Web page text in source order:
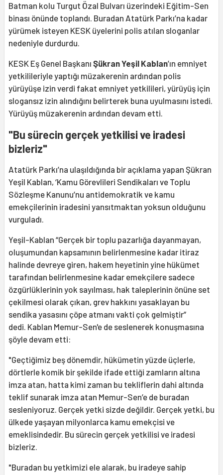
Batman kolu Turgut Özal Bulvarı üzerindeki Eğitim-Sen
binası önünde toplandı. Buradan Atatürk Parkı’na kadar
yürümek isteyen KESK üyelerini polis atılan sloganlar
nedeniyle durdurdu.
KESK Eş Genel Başkanı Şükran Yeşil Kablan’ın emniyet
yetkilileriyle yaptığı müzakerenin ardından polis
yürüyüşe izin verdi fakat emniyet yetkilileri, yürüyüş için
slogansız izin alındığını belirterek buna uyulmasını istedi.
Yürüyüş müzakerenin ardından devam etti.
"Bu sürecin gerçek yetkilisi ve iradesi
bizleriz"
Atatürk Parkı’na ulaşıldığında bir açıklama yapan Şükran
Yeşil Kablan, ‘Kamu Görevlileri Sendikaları ve Toplu
Sözleşme Kanunu’nu antidemokratik ve kamu
emekçilerinin iradesini yansıtmaktan yoksun olduğunu
vurguladı.
Yeşil-Kablan “Gerçek bir toplu pazarlığa dayanmayan,
oluşumundan kapsamının belirlenmesine kadar itiraz
halinde devreye giren, hakem heyetinin yine hükümet
tarafından belirlenmesine kadar emekçilere sadece
özgürlüklerinin yok sayılması, hak taleplerinin önüne set
çekilmesi olarak çıkan, grev hakkını yasaklayan bu
sendika yasasını çöpe atmanı vakti çok gelmiştir”
dedi. Kablan Memur-Sen'e de seslenerek konuşmasına
şöyle devam etti:
"Geçtiğimiz beş dönemdir, hükümetin yüzde üçlerle,
dörtlerle komik bir şekilde ifade ettiği zamların altına
imza atan, hatta kimi zaman bu tekliflerin dahi altında
teklif sunarak imza atan Memur-Sen’e de buradan
sesleniyoruz. Gerçek yetki sizde değildir. Gerçek yetki, bu
ülkede yaşayan milyonlarca kamu emekçisi ve
emeklisindedir. Bu sürecin gerçek yetkilisi ve iradesi
bizleriz.
"Buradan bu yetkimizi ele alarak, bu iradeye sahip